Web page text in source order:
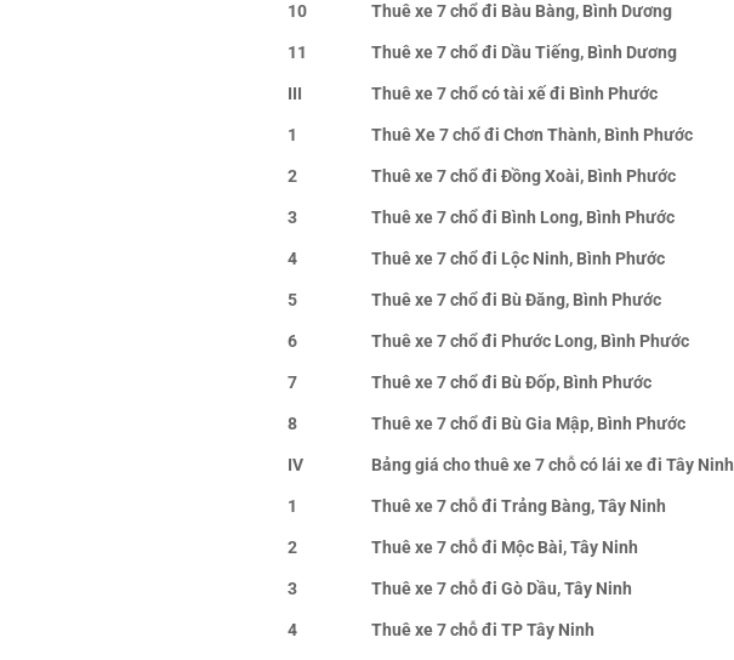
10
Thuê xe 7 chổ đi Bàu Bàng, Bình Dương
11
Thuê xe 7 chổ đi Dầu Tiếng, Bình Dương
III
Thuê xe 7 chổ có tài xế đi Bình Phước
1
Thuê Xe 7 chổ đi Chơn Thành, Bình Phước
2
Thuê xe 7 chổ đi Đồng Xoài, Bình Phước
3
Thuê xe 7 chổ đi Bình Long, Bình Phước
4
Thuê xe 7 chổ đi Lộc Ninh, Bình Phước
5
Thuê xe 7 chổ đi Bù Đăng, Bình Phước
6
Thuê xe 7 chổ đi Phước Long, Bình Phước
7
Thuê xe 7 chổ đi Bù Đốp, Bình Phước
8
Thuê xe 7 chổ đi Bù Gia Mập, Bình Phước
IV
Bảng giá cho thuê xe 7 chỗ có lái xe đi Tây Ninh
1
Thuê xe 7 chỗ đi Trảng Bàng, Tây Ninh
2
Thuê xe 7 chỗ đi Mộc Bài, Tây Ninh
3
Thuê xe 7 chỗ đi Gò Dầu, Tây Ninh
4
Thuê xe 7 chỗ đi TP Tây Ninh